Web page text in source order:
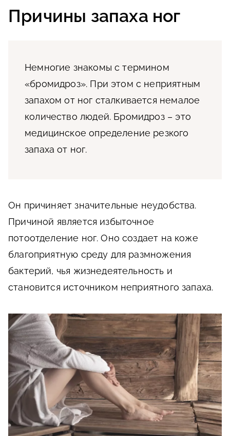
Причины запаха ног
Немногие знакомы с термином
«бромидроз». При этом с неприятным
запахом от ног сталкивается немалое
количество людей. Бромидроз – это
медицинское определение резкого
запаха от ног.
Он причиняет значительные неудобства.
Причиной является избыточное
потоотделение ног. Оно создает на коже
благоприятную среду для размножения
бактерий, чья жизнедеятельность и
становится источником неприятного запаха.